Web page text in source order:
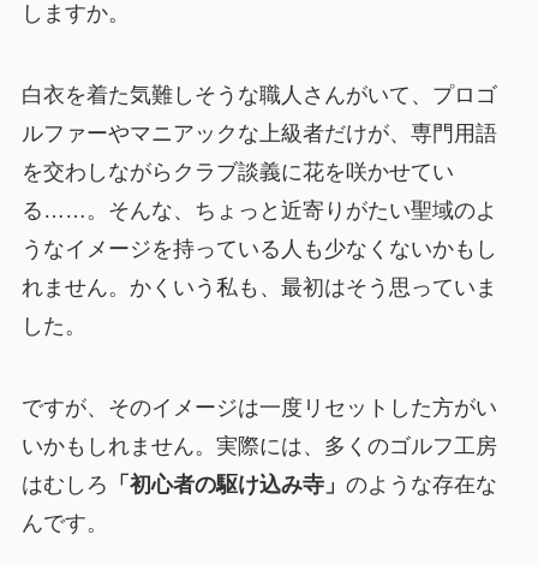
しますか。
白衣を着た気難しそうな職人さんがいて、プロゴ
ルファーやマニアックな上級者だけが、専門用語
を交わしながらクラブ談義に花を咲かせてい
る……。そんな、ちょっと近寄りがたい聖域のよ
うなイメージを持っている人も少なくないかもし
れません。かくいう私も、最初はそう思っていま
した。
ですが、そのイメージは一度リセットした方がい
いかもしれません。実際には、多くのゴルフ工房
はむしろ 「初心者の駆け込み寺」 のような存在な
んです。